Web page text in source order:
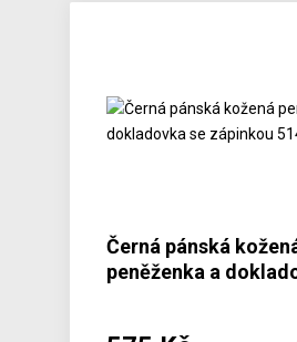
Černá pánská
peněženka a